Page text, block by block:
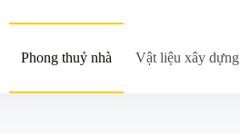
Phong thuỷ nhà Vật liệu xây dựng